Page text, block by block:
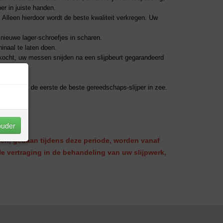
in juiste handen.
hierdoor wordt de beste kwaliteit verkregen. Uw
lager-schroefjes in scharen.
te laten doen.
uw messen snijden na een slijpbeurt gegarandeerd
niet met de eerste de beste gereedschaps-slijper in zee.
gedaan tijdens deze periode, worden vanaf
vertraging in de behandeling van uw slijpwerk,